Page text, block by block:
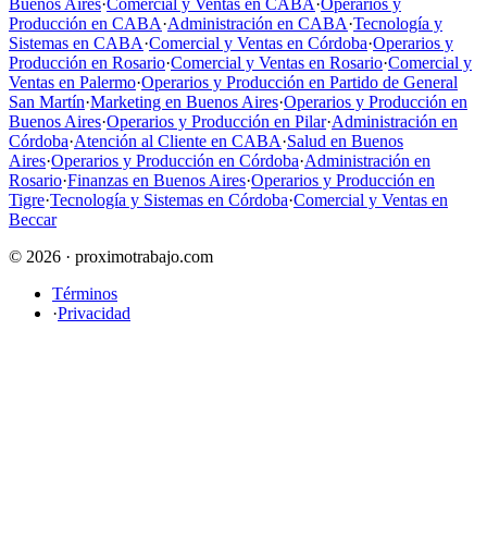
Buenos Aires·Comercial y Ventas en CABA·Operarios y
Producción en CABA·Administración en CABA·Tecnología y
Sistemas en CABA·Comercial y Ventas en Córdoba·Operarios y
Producción en Rosario·Comercial y Ventas en Rosario·Comercial y
Ventas en Palermo·Operarios y Producción en Partido de General
San Martín·Marketing en Buenos Aires·Operarios y Producción en
Buenos Aires·Operarios y Producción en Pilar·Administración en
Córdoba·Atención al Cliente en CABA·Salud en Buenos
Aires·Operarios y Producción en Córdoba·Administración en
Rosario·Finanzas en Buenos Aires·Operarios y Producción en
Tigre·Tecnología y Sistemas en Córdoba·Comercial y Ventas en
Beccar
© 2026 · proximotrabajo.com
Términos
·Privacidad